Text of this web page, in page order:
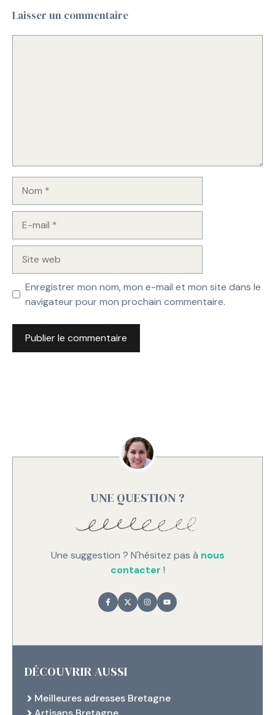
Laisser un commentaire
mail
web
Enregistrer mon nom, mon e-mail et mon site dans le
navigateur pour mon prochain commentaire.
UNE QUESTION ?
Une suggestion ? N'hésitez pas à nous
contacter !
DÉCOUVRIR AUSSI
Meilleures adresses Bretagne